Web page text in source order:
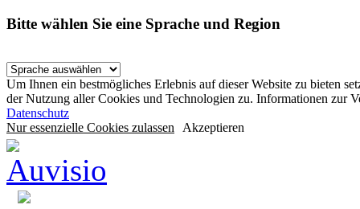
Bitte wählen Sie eine Sprache und Region
Um Ihnen ein bestmögliches Erlebnis auf dieser Website zu bieten
der Nutzung aller Cookies und Technologien zu. Informationen zur
Datenschutz
Nur essenzielle Cookies zulassen Akzeptieren